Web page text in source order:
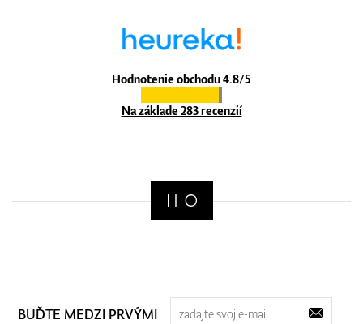
Hodnotenie obchodu 4.8/5
Na základe 283 recenzií
BUĎTE MEDZI PRVÝMI